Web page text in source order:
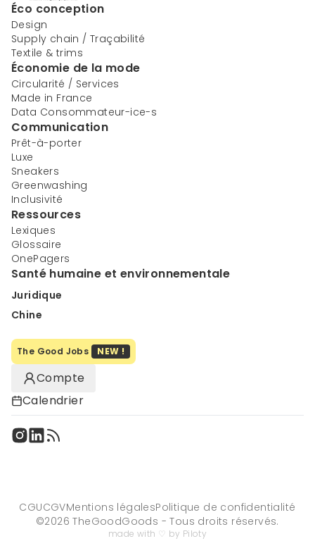
Éco conception
Design
Supply chain / Traçabilité
Textile & trims
Économie de la mode
Circularité / Services
Made in France
Data Consommateur-ice-s
Communication
Prêt-à-porter
Luxe
Sneakers
Greenwashing
Inclusivité
Ressources
Lexiques
Glossaire
OnePagers
Santé humaine et environnementale
Juridique
Chine
The Good Jobs NEW !
Compte
Calendrier
CGUCGVMentions légalesPolitique de confidentialité
©2026 TheGoodGoods - Tous droits réservés.
made with ♡ by Piloty